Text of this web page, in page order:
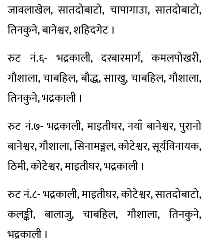
जावलाखेल, सातदोबाटो, चापागाउा, सातदोबाटो,
तिनकुने, बानेश्वर, शहिदगेट ।
रुट नं.६- भद्रकाली, दरबारमार्ग, कमलपोखरी,
गौशाला, चाबहिल, बौद्ध, सााखु, चाबहिल, गौशाला,
तिनकुने, भद्रकाली ।
रुट नं.७- भद्रकाली, माइतीघर, नयाँ बानेश्वर, पुरानो
बानेश्वर, गौशाला, सिनामङ्गल, कोटेश्वर, सूर्यविनायक,
ठिमी, कोटेश्वर, माइतीघर, भद्रकाली ।
रुट नं.८- भद्रकाली, माइतीघर, कोटेश्वर, सातदोबाटो,
कलङ्की, बालाजु, चाबहिल, गौशाला, तिनकुने,
भद्रकाली ।